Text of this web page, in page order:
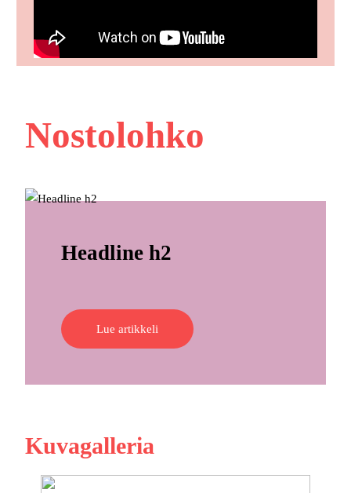
Nostolohko
Headline h2
Lue artikkeli
Kuvagalleria